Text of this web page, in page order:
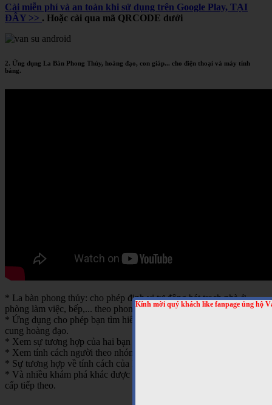
Kính mời quý khách like fanpage ủng hộ
Cài miễn phí và an toàn khi sử dụng trên Google Play, TẠI
ĐÂY >> . Hoặc cài qua mã QRCODE dưới
2. Ứng dụng La Bàn Phong Thủy, hoàng đạo, con giáp... cho điện thoại và máy tính
bảng.
* La bàn phong thủy: cho phép định vị tự động bát trạch nhà ở,
phòng làm việc, bếp,... theo phong thủy bát trạch.
* Ứng dụng cho phép bạn tìm hiểu về tính cách của từng người theo
cung hoàng đạo.
* Xem sự tương hợp của hai bạn theo cung hoàng đạo
* Xem tính cách người theo nhóm máu
* Sự tương hợp về tính cách của hai người theo nhóm máu
* Và nhiều khám phá khác được cập nhật trong những bản nâng
cấp tiếp theo.